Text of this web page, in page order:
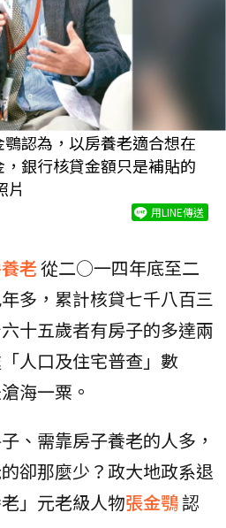
認為，以房養老適合想在
銀行核貸金額只是補貼的
片
用LINE傳送
老從二○一四年底至二
多，累計核貸七千八百三
十五歲者有房子的多達兩
人口及住宅普查」數
海一粟。
、需靠房子養老的人多，
卻那麼少？政大地政系退
」元老級人物張金鶚認